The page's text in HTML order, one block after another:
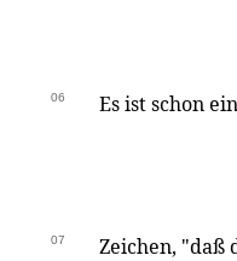
06 Es ist schon
07 Zeichen, "daß